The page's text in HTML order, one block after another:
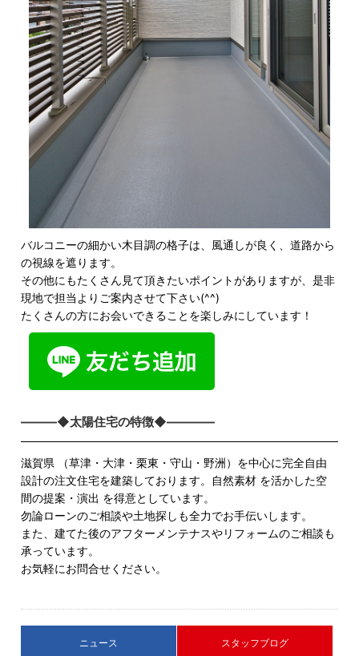
バルコニーの細かい木目調の格子は、風通しが良く、道路から
の視線を遮ります。
その他にもたくさん見て頂きたいポイントがありますが、是非
現地で担当よりご案内させて下さい(^^)
たくさんの方にお会いできることを楽しみにしています！
―――◆太陽住宅の特徴◆――――
滋賀県 （草津・大津・栗東・守山・野洲）を中心に完全自由
設計の注文住宅を建築しております。自然素材 を活かした空
間の提案・演出 を得意としています。
勿論ローンのご相談や土地探しも全力でお手伝いします。
また、建てた後のアフターメンテナスやリフォームのご相談も
承っています。
お気軽にお問合せください。
ニュース スタッフブログ